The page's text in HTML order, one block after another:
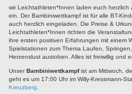
wir Leichtathleten*Innen laden euch
ein. Der Bambiniwettkampf ist für alle BT-
auch herzlich eingeladen. Die Preise &
Leichtathleten*Innen richten die
ihre ersten positiven Erfahrungen mit einem
Spielstationen zum Thema Laufen,
Herzenslust austoben. Alles ist freiwillig und
UnserBambiniwettkampfist am Mittwoch,
geht es um 17:00 Uhr im Willy-Kressmann-
Kreuzberg